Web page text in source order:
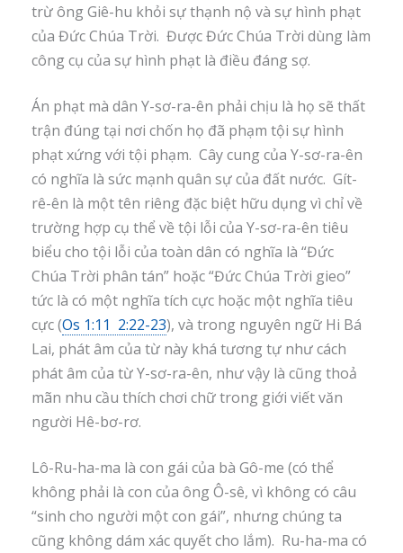
trừ ông Giê-hu khỏi sự thạnh nộ và sự hình phạt
của Đức Chúa Trời. Được Đức Chúa Trời dùng làm
công cụ của sự hình phạt là điều đáng sợ.
Án phạt mà dân Y-sơ-ra-ên phải chịu là họ sẽ thất
trận đúng tại nơi chốn họ đã phạm tội sự hình
phạt xứng với tội phạm. Cây cung của Y-sơ-ra-ên
có nghĩa là sức mạnh quân sự của đất nước. Gít-
rê-ên là một tên riêng đặc biệt hữu dụng vì chỉ về
trường hợp cụ thể về tội lỗi của Y-sơ-ra-ên tiêu
biểu cho tội lỗi của toàn dân có nghĩa là “Đức
Chúa Trời phân tán” hoặc “Đức Chúa Trời gieo”
tức là có một nghĩa tích cực hoặc một nghĩa tiêu
cực (Os 1:11 2:22-23), và trong nguyên ngữ Hi Bá
Lai, phát âm của từ này khá tương tự như cách
phát âm của từ Y-sơ-ra-ên, như vậy là cũng thoả
mãn nhu cầu thích chơi chữ trong giới viết văn
người Hê-bơ-rơ.
Lô-Ru-ha-ma là con gái của bà Gô-me (có thể
không phải là con của ông Ô-sê, vì không có câu
“sinh cho người một con gái”, nhưng chúng ta
cũng không dám xác quyết cho lắm). Ru-ha-ma có